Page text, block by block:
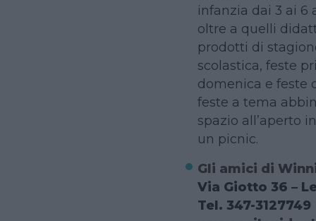
infanzia dai 3 ai 6
oltre a quelli
prodotti di
scolastica, feste
domenica e feste
feste a tema
spazio all’aperto
un picnic.
Gli amici di
Via Giotto 36 –
Tel. 347-3127749